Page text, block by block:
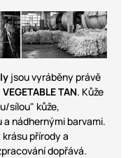
jsou vyráběny právě
VEGETABLE TAN. Kůže
sílou" kůže,
nádhernými barvami.
přírody a
dopřává.